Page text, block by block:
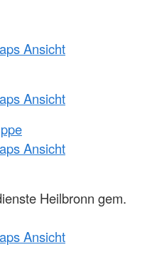
Ansicht
Ansicht
Ansicht
Heilbronn gem.
Ansicht